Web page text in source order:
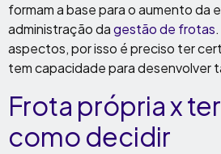
formam a base para o aumento da
administração dagestão de frotas
aspectos, por isso é preciso ter
tem capacidade para desenvolver
Frota própria x
como decidir